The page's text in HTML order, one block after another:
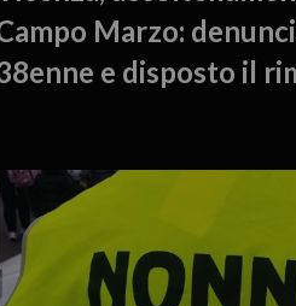
Marzo:
e disposto il